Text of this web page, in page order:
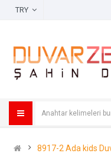
8917-2 Ada kids